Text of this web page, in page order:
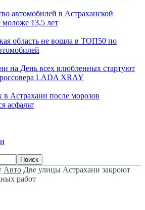
автомобилей в Астраханской
моложе 13,5 лет
область не вошла в ТОП50 по
на День всех влюбленных стартуют
LADA XRAY
в Астрахани после морозов
асфальт
Авто Две улицы Астрахани закроют
работ